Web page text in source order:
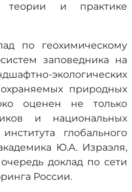
теории и практике
по геохимическому
заповедника на
экологических
природных
оценен не только
и национальных
глобального
Ю.А. Израэля,
доклад по сети
России.